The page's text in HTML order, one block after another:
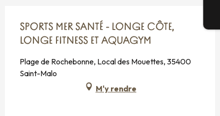
SPORTS MER SANTÉ - LONGE CÔTE,
LONGE FITNESS ET AQUAGYM
Plage de Rochebonne, Local des Mouettes, 35400
Saint-Malo
M'y rendre